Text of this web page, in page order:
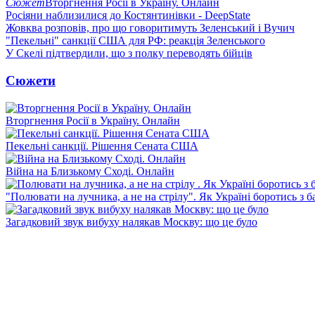
СюжетВторгнення Росії в Україну. Онлайн
Росіяни наблизилися до Костянтинівки - DeepState
Жовква розповів, про що говоритимуть Зеленський і Вучич
"Пекельні" санкції США для РФ: реакція Зеленського
У Скелі підтвердили, що з полку переводять бійців
Сюжети
Вторгнення Росії в Україну. Онлайн
Пекельні санкції. Рішення Сената США
Війна на Близькому Сході. Онлайн
"Полювати на лучника, а не на стрілу". Як Україні боротись з
Загадковий звук вибуху налякав Москву: що це було